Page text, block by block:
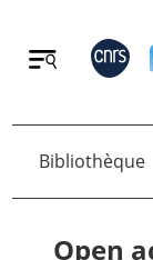
Retour
Retour
Bibliothèque
Open